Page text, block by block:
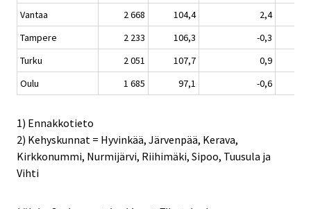
Vantaa
2 668 104,4
2,4
Tampere
2 233 106,3
-0,3
Turku
2 051 107,7
0,9
Oulu
1 685 97,1 -0,6
1) Ennakkotieto
2) Kehyskunnat = Hyvinkää, Järvenpää, Kerava,
Kirkkonummi, Nurmijärvi, Riihimäki, Sipoo, Tuusula ja
Vihti